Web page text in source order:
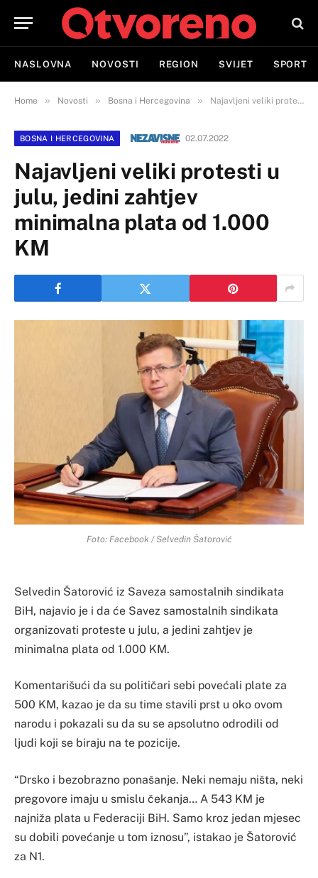
NASLOVNA NOVOSTI REGION SVIJET SPORT
Home » Novosti » Bosna i Hercegovina » Najavljeni veliki protesti u julu, jedini zahtjev minimalna plata od 1.000 KM
BOSNA I HERCEGOVINA 02.07.2022
Najavljeni veliki protesti u
julu, jedini zahtjev
minimalna plata od 1.000
KM
Foto: Facebook / Selvedin Šatorović
Selvedin Šatorović iz Saveza samostalnih sindikata
BiH, najavio je i da će Savez samostalnih sindikata
organizovati proteste u julu, a jedini zahtjev je
minimalna plata od 1.000 KM.
Komentarišući da su političari sebi povećali plate za
500 KM, kazao je da su time stavili prst u oko ovom
narodu i pokazali su da su se apsolutno odrodili od
ljudi koji se biraju na te pozicije.
“Drsko i bezobrazno ponašanje. Neki nemaju ništa, neki
pregovore imaju u smislu čekanja… A 543 KM je
najniža plata u Federaciji BiH. Samo kroz jedan mjesec
su dobili povećanje u tom iznosu”, istakao je Šatorović
za N1.